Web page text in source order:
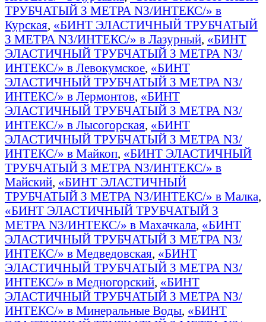
ТРУБЧАТЫЙ З МЕТРА N3/ИНТЕКС/» в
Курская, «БИНТ ЭЛАСТИЧНЫЙ ТРУБЧАТЫЙ
З МЕТРА N3/ИНТЕКС/» в Лазурный, «БИНТ
ЭЛАСТИЧНЫЙ ТРУБЧАТЫЙ З МЕТРА N3/
ИНТЕКС/» в Левокумское, «БИНТ
ЭЛАСТИЧНЫЙ ТРУБЧАТЫЙ З МЕТРА N3/
ИНТЕКС/» в Лермонтов, «БИНТ
ЭЛАСТИЧНЫЙ ТРУБЧАТЫЙ З МЕТРА N3/
ИНТЕКС/» в Лысогорская, «БИНТ
ЭЛАСТИЧНЫЙ ТРУБЧАТЫЙ З МЕТРА N3/
ИНТЕКС/» в Майкоп, «БИНТ ЭЛАСТИЧНЫЙ
ТРУБЧАТЫЙ З МЕТРА N3/ИНТЕКС/» в
Майский, «БИНТ ЭЛАСТИЧНЫЙ
ТРУБЧАТЫЙ З МЕТРА N3/ИНТЕКС/» в Малка,
«БИНТ ЭЛАСТИЧНЫЙ ТРУБЧАТЫЙ З
МЕТРА N3/ИНТЕКС/» в Махачкала, «БИНТ
ЭЛАСТИЧНЫЙ ТРУБЧАТЫЙ З МЕТРА N3/
ИНТЕКС/» в Медведовская, «БИНТ
ЭЛАСТИЧНЫЙ ТРУБЧАТЫЙ З МЕТРА N3/
ИНТЕКС/» в Медногорский, «БИНТ
ЭЛАСТИЧНЫЙ ТРУБЧАТЫЙ З МЕТРА N3/
ИНТЕКС/» в Минеральные Воды, «БИНТ